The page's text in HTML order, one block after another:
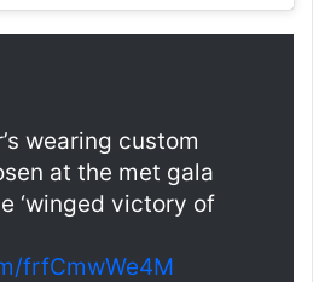
wearing custom
at the met gala
‘winged victory of
frfCmwWe4M